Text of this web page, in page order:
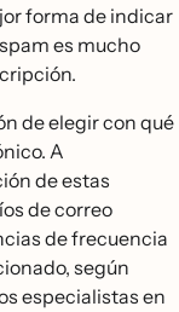
forma de indicar
es mucho
de elegir con qué
A
de estas
de correo
de frecuencia
según
especialistas en